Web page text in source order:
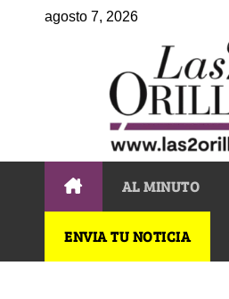
agosto 7, 2026
AL MINUTO
ENVIA TU NOTICIA